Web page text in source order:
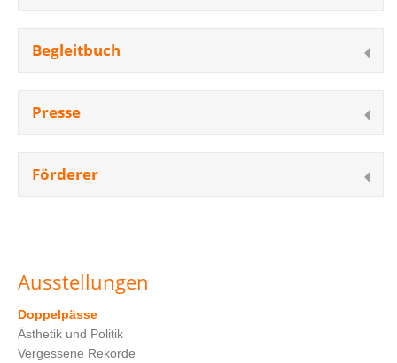
Begleitbuch
Presse
Förderer
Ausstellungen
Doppelpässe
Ästhetik und Politik
Vergessene Rekorde